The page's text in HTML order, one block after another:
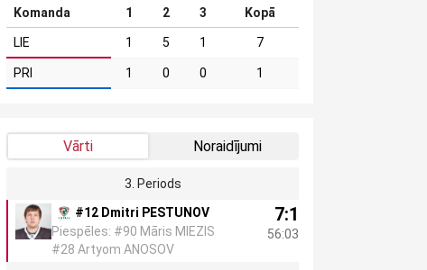
Komanda 1 2 3 Kopā
LIE 1 5 1 7
PRI 1 0 0 1
Vārti Noraidījumi
3. Periods
#12 Dmitri PESTUNOV
Piespēles: #90 Māris MIEZIS
#28 Artyom ANOSOV
7:1
56:03